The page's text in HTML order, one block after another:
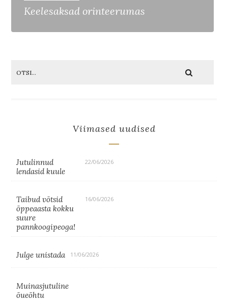
Keelesaksad orinteerumas
Viimased uudised
Jutulinnud
lendasid kuule
22/06/2026
Taibud võtsid
õppeaasta kokku
suure
pannkoogipeoga!
16/06/2026
Julge unistada 11/06/2026
Muinasjutuline
õueõhtu